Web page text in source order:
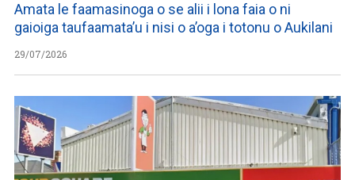
Amata le faamasinoga o se alii i lona faia o ni
gaioiga taufaamata’u i nisi o a’oga i totonu o Aukilani
29/07/2026